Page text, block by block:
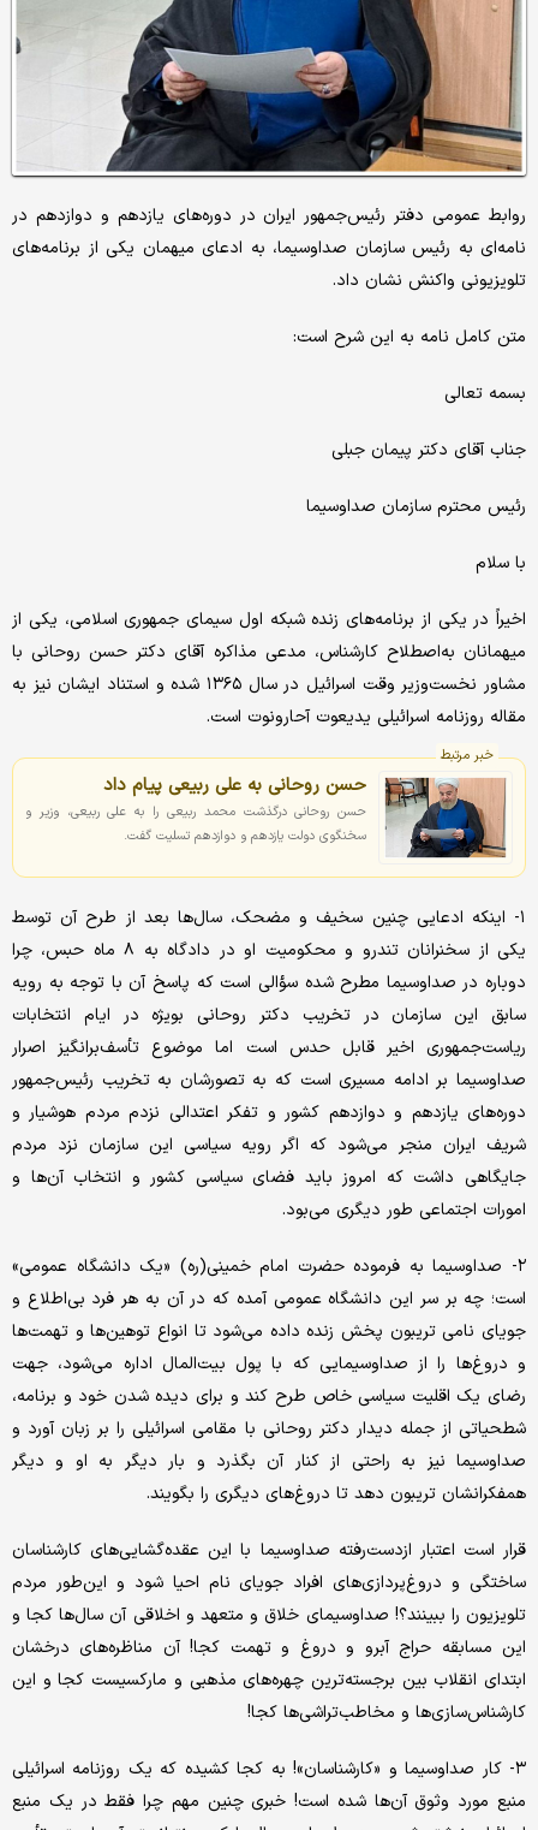
روابط عمومی دفتر رئیس‌جمهور ایران در دوره‌های یازدهم و دوازدهم در
نامه‌ای به رئیس سازمان صداوسیما، به ادعای میهمان یکی از برنامه‌های
تلویزیونی واکنش نشان داد.
متن کامل نامه به این شرح است:
بسمه تعالی
جناب آقای دکتر پیمان جبلی
رئیس محترم سازمان صداوسیما
با سلام
اخیراً در یکی از برنامه‌های زنده شبکه اول سیمای جمهوری اسلامی، یکی از
میهمانان به‌اصطلاح کارشناس، مدعی مذاکره آقای دکتر حسن روحانی با
مشاور نخست‌وزیر وقت اسرائیل در سال ۱۳۶۵ شده و استناد ایشان نیز به
مقاله روزنامه اسرائیلی یدیعوت آحارونوت است.
خبر مرتبط
حسن روحانی به علی ربیعی پیام داد
حسن روحانی درگذشت محمد ربیعی را به علی ربیعی، وزیر و
سخنگوی دولت یازدهم و دوازدهم تسلیت گفت.
۱- اینکه ادعایی چنین سخیف و مضحک، سال‌ها بعد از طرح آن توسط
یکی از سخنرانان تندرو و محکومیت او در دادگاه به ۸ ماه حبس، چرا
دوباره در صداوسیما مطرح شده سؤالی است که پاسخ آن با توجه به رویه
سابق این سازمان در تخریب دکتر روحانی بویژه در ایام انتخابات
ریاست‌جمهوری اخیر قابل حدس است اما موضوع تأسف‌برانگیز اصرار
صداوسیما بر ادامه مسیری است که به تصورشان به تخریب رئیس‌جمهور
دوره‌های یازدهم و دوازدهم کشور و تفکر اعتدالی نزدم مردم هوشیار و
شریف ایران منجر می‌شود که اگر رویه سیاسی این سازمان نزد مردم
جایگاهی داشت که امروز باید فضای سیاسی کشور و انتخاب آن‌ها و
امورات اجتماعی طور دیگری می‌بود.
۲- صداوسیما به فرموده حضرت امام خمینی(ره) «یک دانشگاه عمومی»
است؛ چه بر سر این دانشگاه عمومی آمده که در آن به هر فرد بی‌اطلاع و
جویای نامی تریبون پخش زنده داده می‌شود تا انواع توهین‌ها و تهمت‌ها
و دروغ‌ها را از صداوسیمایی که با پول بیت‌المال اداره می‌شود، جهت
رضای یک اقلیت سیاسی خاص طرح کند و برای دیده شدن خود و برنامه،
شطحیاتی از جمله دیدار دکتر روحانی با مقامی اسرائیلی را بر زبان آورد و
صداوسیما نیز به راحتی از کنار آن بگذرد و بار دیگر به او و دیگر
همفکرانشان تریبون دهد تا دروغ‌های دیگری را بگویند.
قرار است اعتبار ازدست‌رفته صداوسیما با این عقده‌گشایی‌های کارشناسان
ساختگی و دروغ‌پردازی‌های افراد جویای نام احیا شود و این‌طور مردم
تلویزیون را ببینند؟! صداوسیمای خلاق و متعهد و اخلاقی آن سال‌ها کجا و
این مسابقه حراج آبرو و دروغ و تهمت کجا! آن مناظره‌های درخشان
ابتدای انقلاب بین برجسته‌ترین چهره‌های مذهبی و مارکسیست کجا و این
کارشناس‌سازی‌ها و مخاطب‌تراشی‌ها کجا!
۳- کار صداوسیما و «کارشناسان»! به کجا کشیده که یک روزنامه اسرائیلی
منبع مورد وثوق آن‌ها شده است! خبری چنین مهم چرا فقط در یک منبع